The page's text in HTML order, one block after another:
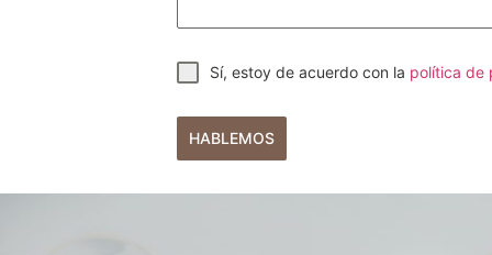
Sí, estoy de acuerdo con la política de
HABLEMOS